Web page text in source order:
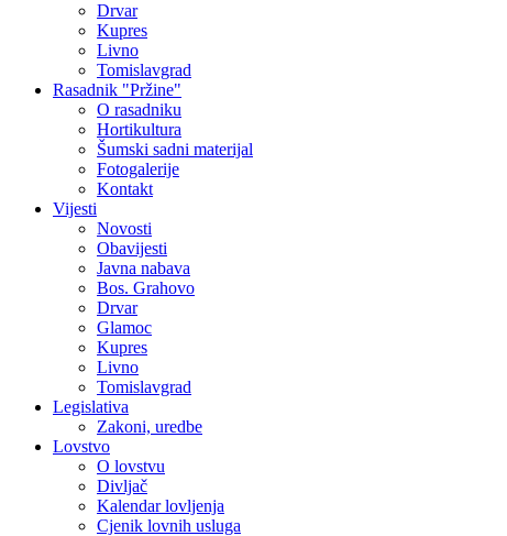
Drvar
Kupres
Livno
Tomislavgrad
Rasadnik "Pržine"
O rasadniku
Hortikultura
Šumski sadni materijal
Fotogalerije
Kontakt
Vijesti
Novosti
Obavijesti
Javna nabava
Bos. Grahovo
Drvar
Glamoc
Kupres
Livno
Tomislavgrad
Legislativa
Zakoni, uredbe
Lovstvo
O lovstvu
Divljač
Kalendar lovljenja
Cjenik lovnih usluga